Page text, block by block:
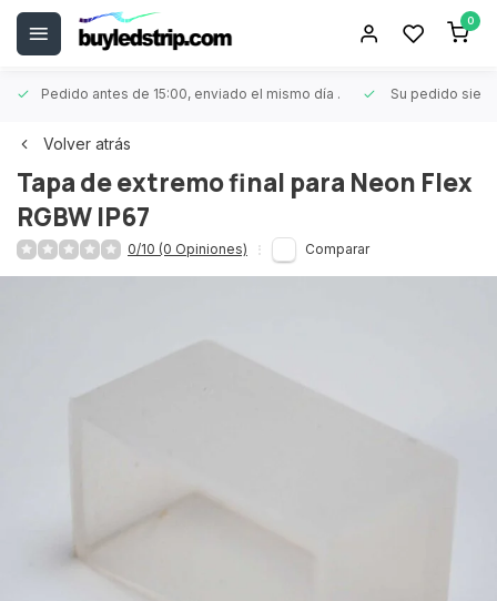
0
Pedido antes de 15:00, enviado el mismo día . Su pedido
Volver atrás
Tapa de extremo final para Neon Flex
RGBW IP67
0/10 (0 Opiniones) Comparar